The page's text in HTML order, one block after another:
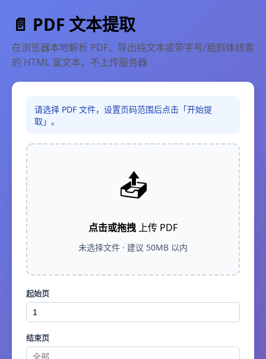
📄 PDF 文本提取
在浏览器本地解析 PDF，导出纯文本或带字号/粗斜体线索
的 HTML 富文本，不上传服务器
请选择 PDF 文件，设置页码范围后点击「开始提
取」。
📤
点击或拖拽上传 PDF
未选择文件 · 建议 50MB 以内
起始页
结束页